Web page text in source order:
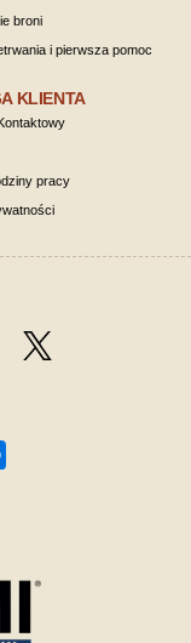
broni
i pierwsza pomoc
KLIENTA
pracy
LinkedIn